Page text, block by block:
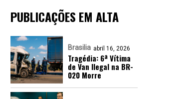
Share
PUBLICAÇÕES EM ALTA
Brasilia abril 16, 2026
Tragédia: 6ª Vítima
de Van Ilegal na BR-
020 Morre